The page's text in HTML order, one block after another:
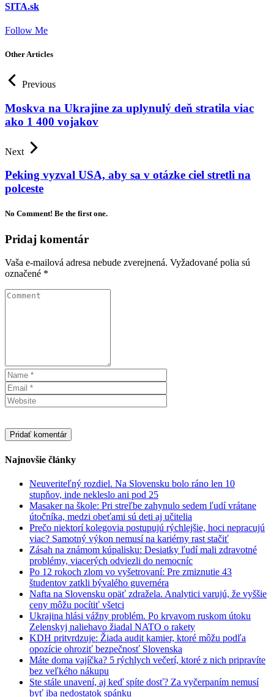
SITA.sk
Follow Me
Other Articles
Previous
Moskva na Ukrajine za uplynulý deň stratila viac
ako 1 400 vojakov
Next
Peking vyzval USA, aby sa v otázke ciel stretli na
polceste
No Comment! Be the first one.
Pridaj komentár
Vaša e-mailová adresa nebude zverejnená. Vyžadované polia sú
označené *
Najnovšie články
Neuveriteľný rozdiel. Na Slovensku bolo ráno len 10
stupňov, inde nekleslo ani pod 25
Masaker na škole: Pri streľbe zahynulo sedem ľudí vrátane
útočníka, medzi obeťami sú deti aj učitelia
Prečo niektorí kolegovia postupujú rýchlejšie, hoci nepracujú
viac? Samotný výkon nemusí na kariérny rast stačiť
Zásah na známom kúpalisku: Desiatky ľudí mali zdravotné
problémy, viacerých odviezli do nemocníc
Po 12 rokoch zlom vo vyšetrovaní: Pre zmiznutie 43
študentov zatkli bývalého guvernéra
Nafta na Slovensku opäť zdražela. Analytici varujú, že vyššie
ceny môžu pocítiť všetci
Ukrajina hlási vážny problém. Po krvavom ruskom útoku
Zelenskyj naliehavo žiadal NATO o rakety
KDH pritvrdzuje: Žiada audit kamier, ktoré môžu podľa
opozície ohroziť bezpečnosť Slovenska
Máte doma vajíčka? 5 rýchlych večerí, ktoré z nich pripravíte
bez veľkého nákupu
Ste stále unavení, aj keď spíte dosť? Za vyčerpaním nemusí
byť iba nedostatok spánku